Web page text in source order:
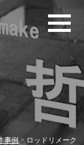
事例> ロッドリメーク